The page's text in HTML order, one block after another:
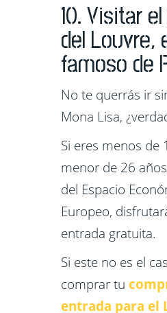
10. Visitar
del Louvre,
famoso de
No te querrás ir
Mona Lisa,
Si eres menos de
menor de 26
del Espacio
Europeo,
entrada gratuita.
Si este no es el
comprar tu
entrada para el